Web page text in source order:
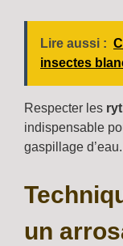
Lire aussi :
insectes
Respecter les
indispensable
gaspillage d’eau.
un